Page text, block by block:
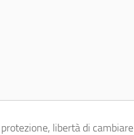
libertà di cambiare